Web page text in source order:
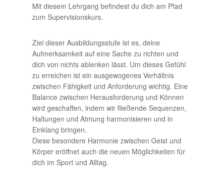
Mit diesem Lehrgang befindest du dich am Pfad
zum Supervisionskurs.
Ziel dieser Ausbildungsstufe ist es, deine
Aufmerksamkeit auf eine Sache zu richten und
dich von nichts ablenken lässt. Um dieses Gefühl
zu erreichen ist ein ausgewogenes Verhältnis
zwischen Fähigkeit und Anforderung wichtig. Eine
Balance zwischen Herausforderung und Können
wird geschaffen, indem wir fließende Sequenzen,
Haltungen und Atmung harmonisieren und in
Einklang bringen.
Diese besondere Harmonie zwischen Geist und
Körper eröffnet auch die neuen Möglichkeiten für
dich im Sport und Alltag.